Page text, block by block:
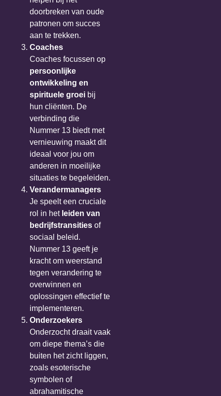
doorbreken van oude
patronen om succes
aan te trekken.
Coaches
Coaches focussen op
persoonlijke
ontwikkeling en
spirituele groei bij
hun cliënten. De
verbinding die
Nummer 13 biedt met
vernieuwing maakt dit
ideaal voor jou om
anderen in moeilijke
situaties te begeleiden.
Verandermanagers
Je speelt een cruciale
rol in het leiden van
bedrijfstransities of
sociaal beleid.
Nummer 13 geeft je
kracht om weerstand
tegen verandering te
overwinnen en
oplossingen effectief te
implementeren.
Onderzoekers
Onderzocht draait vaak
om diepe thema’s die
buiten het zicht liggen,
zoals esoterische
symbolen of
abrahamitische